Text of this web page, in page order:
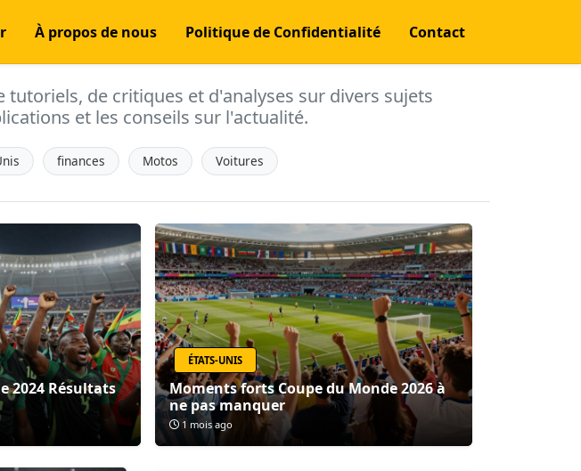
À propos de nous Politique de Confidentialité Contact
de critiques et d'analyses sur divers sujets
et les conseils sur l'actualité.
finances Motos Voitures
2024 Résultats
ÉTATS-UNIS
Moments forts Coupe du Monde 2026 à
ne pas manquer
1 mois ago